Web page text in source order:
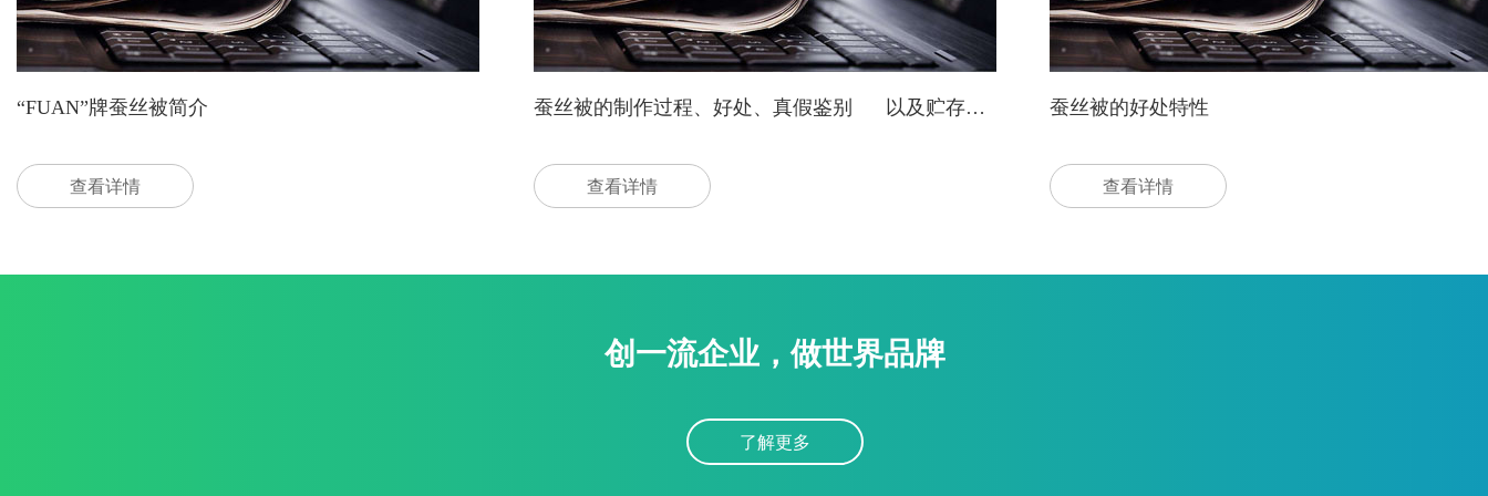
“FUAN”牌蚕丝被简介
查看详情
蚕丝被的制作过程、好处、真假鉴别 以及贮存…
查看详情
蚕丝被的好处特性
查看详情
创一流企业，做世界品牌
了解更多